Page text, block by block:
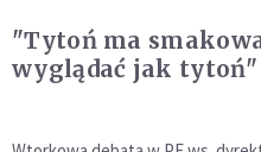
"Tytoń ma
wyglądać jak tytoń"